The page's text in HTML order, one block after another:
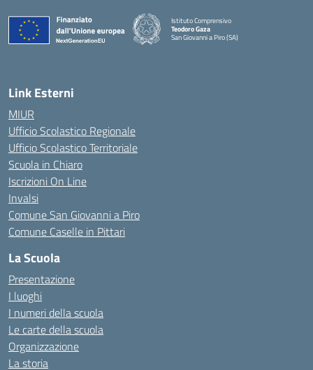
Istituto Comprensivo
Teodoro Gaza
San Giovanni a Piro (SA)
Link Esterni
MIUR
Ufficio Scolastico Regionale
Ufficio Scolastico Territoriale
Scuola in Chiaro
Iscrizioni On Line
Invalsi
Comune San Giovanni a Piro
Comune Caselle in Pittari
La Scuola
Presentazione
I luoghi
I numeri della scuola
Le carte della scuola
Organizzazione
La storia